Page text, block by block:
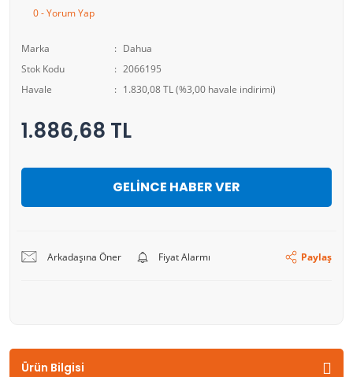
0 - Yorum Yap
Marka
Dahua
Stok Kodu
2066195
Havale
1.830,08 TL (%3,00 havale indirimi)
1.886,68 TL
GELİNCE HABER VER
Arkadaşına Öner Fiyat Alarmı Paylaş
Ürün Bilgisi